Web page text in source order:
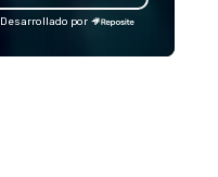
Desarrollado por